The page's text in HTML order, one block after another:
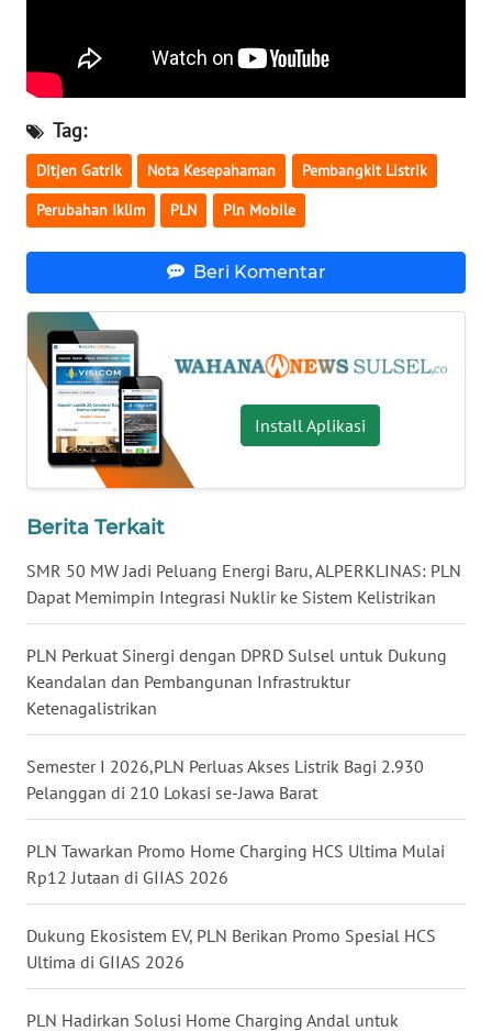
Tag:
Ditjen Gatrik Nota Kesepahaman Pembangkit Listrik
Perubahan Iklim PLN Pln Mobile
Beri Komentar
Install Aplikasi
Berita Terkait
SMR 50 MW Jadi Peluang Energi Baru, ALPERKLINAS: PLN
Dapat Memimpin Integrasi Nuklir ke Sistem Kelistrikan
PLN Perkuat Sinergi dengan DPRD Sulsel untuk Dukung
Keandalan dan Pembangunan Infrastruktur
Ketenagalistrikan
Semester I 2026,PLN Perluas Akses Listrik Bagi 2.930
Pelanggan di 210 Lokasi se-Jawa Barat
PLN Tawarkan Promo Home Charging HCS Ultima Mulai
Rp12 Jutaan di GIIAS 2026
Dukung Ekosistem EV, PLN Berikan Promo Spesial HCS
Ultima di GIIAS 2026
PLN Hadirkan Solusi Home Charging Andal untuk
WN
SERAMBI
WN
JAMBI
SULTRA
WN
NTB
WN
SULTENG
SULBAR
WN
WN
SUMSEL
BENGKULU
LAMPUNG
JATENG